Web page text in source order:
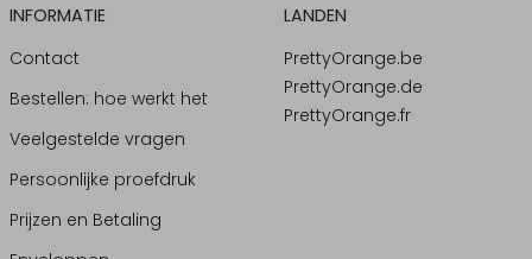
INFORMATIE
Contact
Bestellen: hoe werkt het
Veelgestelde vragen
Persoonlijke proefdruk
Prijzen en Betaling
LANDEN
PrettyOrange.be
PrettyOrange.de
PrettyOrange.fr